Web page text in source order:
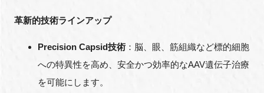
インタビュー・コラム
LINK-Jを知る
革新的技術ラインアップ
Precision Capsid技術：脳、眼、筋組織など標的細胞
への特異性を高め、安全かつ効率的なAAV遺伝子治療
を可能にします。